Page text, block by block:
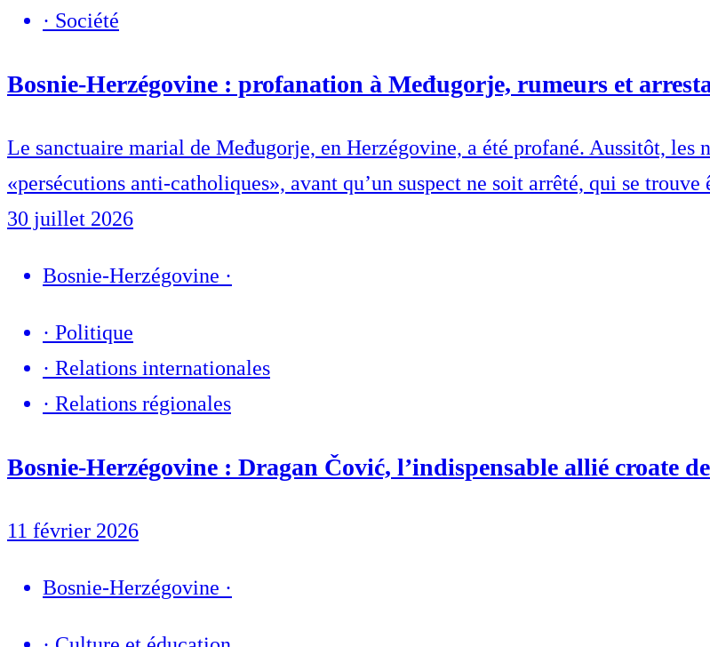
· Société
Bosnie-Herzégovine : profanation à Međugorje, rumeurs et
Le sanctuaire marial de Međugorje, en Herzégovine, a été profané. Aussitôt, les
«persécutions anti-catholiques», avant qu’un suspect ne soit arrêté, qui se trouve
30 juillet 2026
Bosnie-Herzégovine ·
· Politique
· Relations internationales
· Relations régionales
Bosnie-Herzégovine : Dragan Čović, l’indispensable allié croate
11 février 2026
Bosnie-Herzégovine ·